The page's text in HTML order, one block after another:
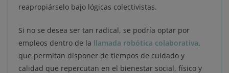
reapropiárselo bajo lógicas colectivistas.
Si no se desea ser tan radical, se podría optar por
empleos dentro de la llamada robótica colaborativa,
que permitan disponer de tiempos de cuidado y
calidad que repercutan en el bienestar social, físico y